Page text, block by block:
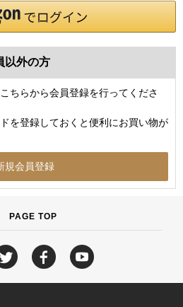
以外の方
ちらから会員登録を行ってくださ
を登録しておくと便利にお買い物が
PAGE TOP